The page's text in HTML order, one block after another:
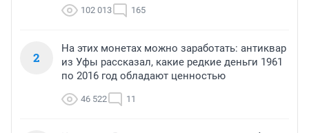
102 013 165
2
На этих монетах можно заработать: антиквар
из Уфы рассказал, какие редкие деньги 1961
по 2016 год обладают ценностью
46 522 11